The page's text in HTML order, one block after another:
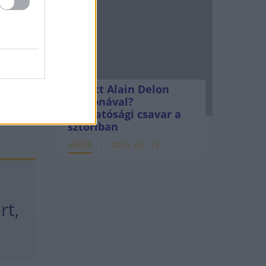
Mi lett Alain Delon
vagyonával?
Adóhatósági csavar a
sztoriban
HÍREK 2026. júl. 19.